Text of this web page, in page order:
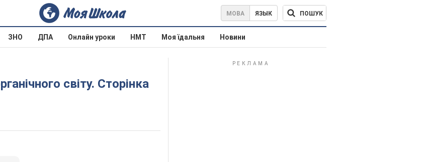
МОВА ЯЗЫК ПОШУК
ЗНО ДПА Онлайн уроки НМТ Моя їдальня Новини